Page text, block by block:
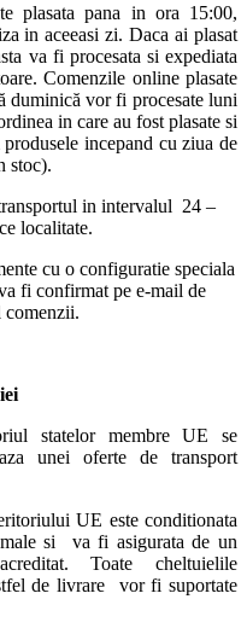
plasata pana in ora 15:00,
in aceeasi zi. Daca ai plasat
va fi procesata si expediata
Comenzile online plasate
duminică vor fi procesate luni
in care au fost plasate si
incepand cu ziua de
stoc).
in intervalul 24 –
localitate.
cu o configuratie speciala
fi confirmat pe e-mail de
comenzii.
statelor membre UE se
unei oferte de transport
UE este conditionata
si va fi asigurata de un
Toate cheltuielile
de livrare vor fi suportate